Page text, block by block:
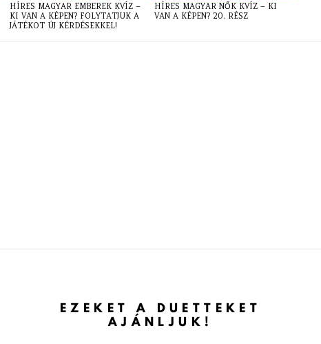
HÍRES MAGYAR EMBEREK KVÍZ –
KI VAN A KÉPEN? FOLYTATJUK A
JÁTÉKOT ÚJ KÉRDÉSEKKEL!
HÍRES MAGYAR NŐK KVÍZ – KI
VAN A KÉPEN? 20. RÉSZ
EZEKET A DUETTEKET
AJÁNLJUK!